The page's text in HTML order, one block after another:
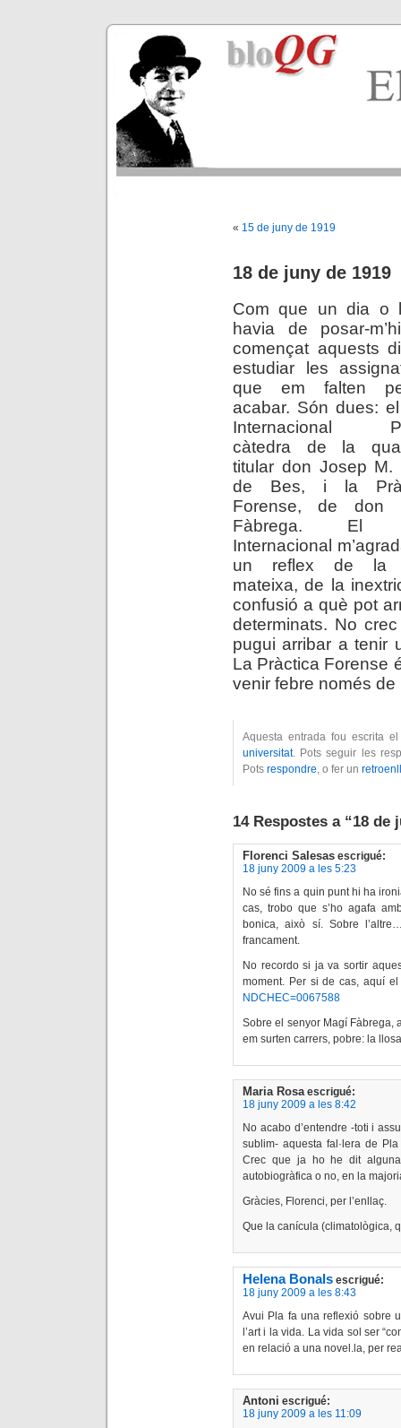
« 15 de juny de 1919
18 de juny de 1919
Com que un dia o
havia de posar-
començat aquests
estudiar les
que em falten
acabar. Són dues:
Internacional
càtedra de la
titular don Josep M.
de Bes, i la
Forense, de don
Fàbrega. El
Internacional
un reflex de la
mateixa, de la
confusió a què pot
determinats. No
pugui arribar a tenir
La Pràctica Forense
venir febre només de
Aquesta entrada fou escrita
universitat. Pots seguir les
Pots respondre, o fer un
14 Respostes a “18 de
Florenci Salesas escrigué:
18 juny 2009 a les 5:23
No sé fins a quin punt hi ha
cas, trobo que s’ho agafa
bonica, això sí. Sobre
francament.
No recordo si ja va sortir
moment. Per si de cas, aquí
NDCHEC=0067588
Sobre el senyor Magí Fàbrega,
em surten carrers, pobre: la
Maria Rosa escrigué:
18 juny 2009 a les 8:42
No acabo d’entendre -toti i
sublim- aquesta fal·lera de
Crec que ja ho he dit
autobiogràfica o no, en la
Gràcies, Florenci, per l’enllaç.
Que la canícula (climatològica,
Helena Bonals escrigué:
18 juny 2009 a les 8:43
Avui Pla fa una reflexió sobre
l’art i la vida. La vida sol ser
en relació a una novel.la, per
Antoni escrigué:
18 juny 2009 a les 11:09